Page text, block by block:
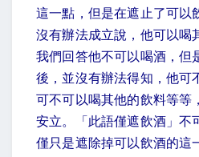
這一點，但是在遮止了可以
沒有辦法成立說，他可以喝
我們回答他不可以喝酒，但
後，並沒有辦法得知，他可
可不可以喝其他的飲料等等
安立。「此語僅遮飲酒」不
僅只是遮除掉可以飲酒的這